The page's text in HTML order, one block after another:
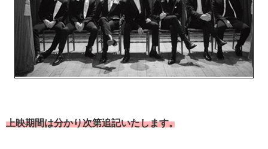
上映期間は分かり次第追記いたします。